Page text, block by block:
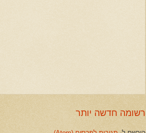
רשומה חדשה יותר